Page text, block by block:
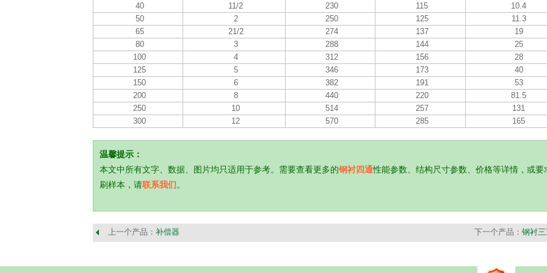
40 11/2 230 115
10.4
50
2 250 125
11.3
65
21/2 274 137
19
80
3 288 144
25
100
4 312 156
28
125
5 346 173
40
150
6 382 191
53
200
8 440 220
81.5
250
10 514 257
131
300
12 570 285 165
温馨提示：
本文中所有文字、数据、图片均只适用于参考。需要查看更多的钢衬四通性能参数、结构尺寸参数、价格等详情，或要
刷样本，请联系我们 。
上一个产品： 补偿器 下一个产品： 钢衬